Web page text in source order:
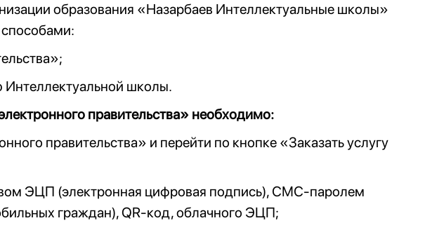
образования «Назарбаев Интеллектуальные школы»
школы.
правительства» необходимо:
правительства» и перейти по кнопке «Заказать услугу
ЭЦП (электронная цифровая подпись), СМС-паролем
граждан), QR-код, облачного ЭЦП;